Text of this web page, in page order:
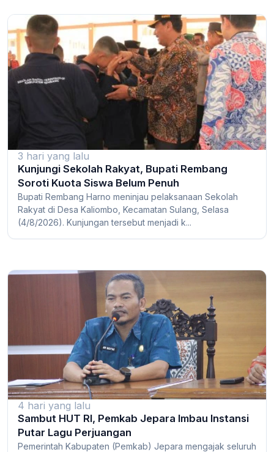
3 hari yang lalu
Kunjungi Sekolah Rakyat, Bupati Rembang
Soroti Kuota Siswa Belum Penuh
Bupati Rembang Harno meninjau pelaksanaan Sekolah
Rakyat di Desa Kaliombo, Kecamatan Sulang, Selasa
(4/8/2026). Kunjungan tersebut menjadi k...
4 hari yang lalu
Sambut HUT RI, Pemkab Jepara Imbau Instansi
Putar Lagu Perjuangan
Pemerintah Kabupaten (Pemkab) Jepara mengajak seluruh